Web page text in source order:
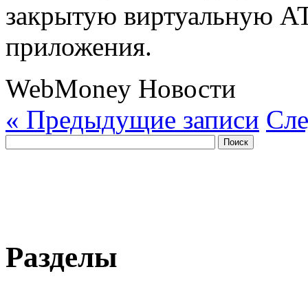
закрытую виртуальную
приложения.
WebMoney Новости
« Предыдущие записи
Разделы